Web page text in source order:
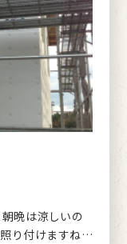
晩は涼しいの
り付けますね…